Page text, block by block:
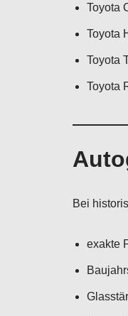
Toyota
Toyota
Toyota
Toyota
Bei
exakte